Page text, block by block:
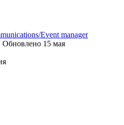
Event manager
Обновлено 15 мая